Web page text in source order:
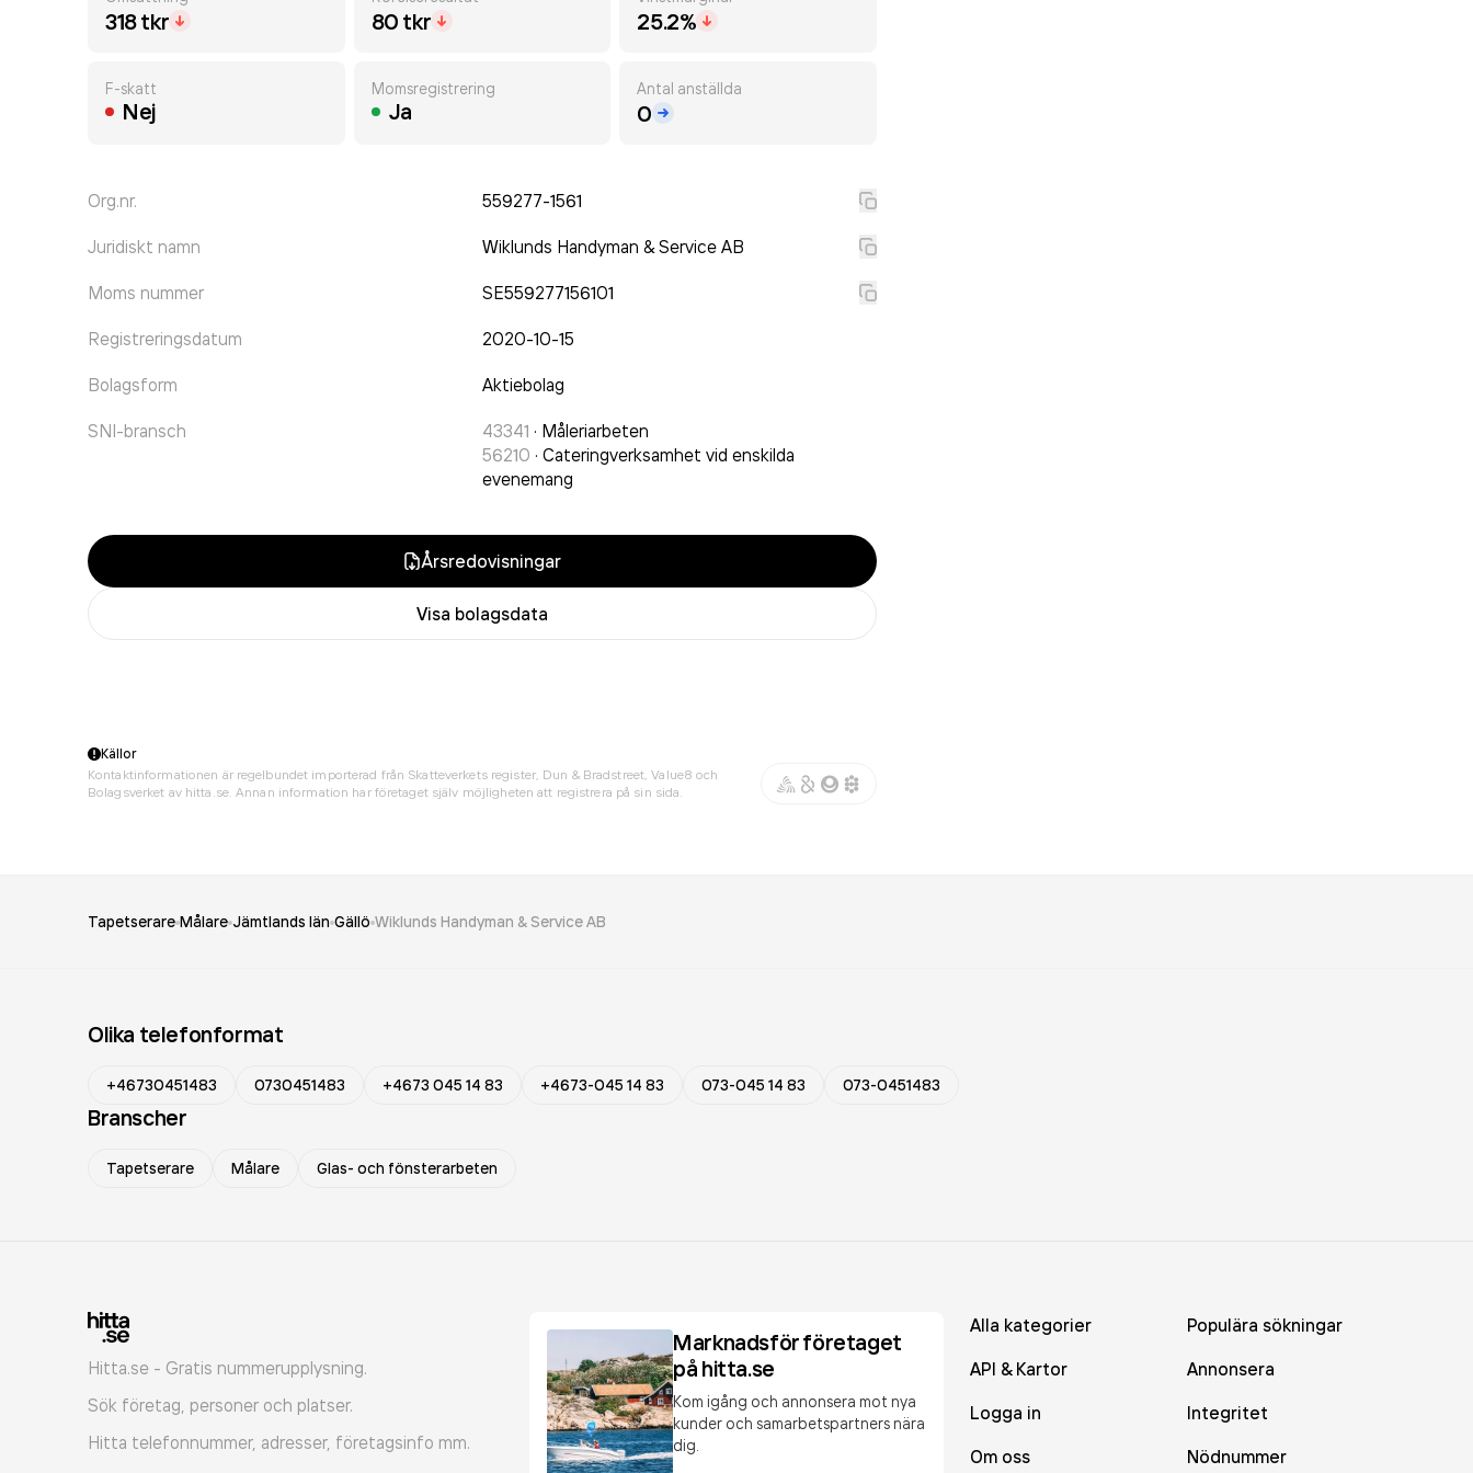
318 tkr 80 tkr 25.2%
F-skatt
Nej
Momsregistrering
Ja
Antal anställda
0
Org.nr. 559277-1561
Juridiskt namn Wiklunds Handyman & Service AB
Moms nummer SE559277156101
Registreringsdatum 2020-10-15
Bolagsform Aktiebolag
SNI-bransch 43341 · Måleriarbeten
56210 · Cateringverksamhet vid enskilda
evenemang
Årsredovisningar
Visa bolagsdata
Källor
Kontaktinformationen är regelbundet importerad från Skatteverkets register, Dun & Bradstreet, Value8 och
Bolagsverket av hitta.se. Annan information har företaget själv möjligheten att registrera på sin sida.
Tapetserare Målare Jämtlands län Gällö Wiklunds Handyman & Service AB
Olika telefonformat
+46730451483 0730451483 +4673 045 14 83 +4673-045 14 83 073-045 14 83 073-0451483
Branscher
Tapetserare Målare Glas- och fönsterarbeten
Hitta.se - Gratis nummerupplysning.
Sök företag, personer och platser.
Hitta telefonnummer, adresser, företagsinfo mm.
Marknadsför företaget
på hitta.se
Kom igång och annonsera mot nya
kunder och samarbetspartners nära
dig.
Alla kategorier
Populära sökningar
API & Kartor
Annonsera
Logga in
Integritet
Om oss
Nödnummer